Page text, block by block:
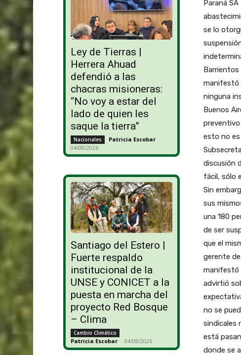
Ley de Tierras |
Herrera Ahuad
defendió a las
chacras misioneras:
“No voy a estar del
lado de quien les
saque la tierra”
Nacionales Patricia Escobar -
04/08/2026
Santiago del Estero |
Fuerte respaldo
institucional de la
UNSE y CONICET a la
puesta en marcha del
proyecto Red Bosque
– Clima
Cambio Climático
Patricia Escobar - 04/08/2026
Paraná
se lo
Barrientos
manifestó
ninguna
Buenos
esto no es
discusión
fácil, sólo
Sin
sus
una 180
de ser
que el
gerente
manifestó
advirtió
no se
sindicales
está
donde se